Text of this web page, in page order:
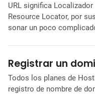
URL significa
Resource Locator, por
sonar un poco
Registrar un
Todos los planes de
registro de nombre de